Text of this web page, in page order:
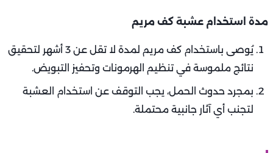
مدة استخدام عشبة كف مريم
يُوصى باستخدام كف مريم لمدة لا تقل عن 3 أشهر لتحقيق
نتائج ملموسة في تنظيم الهرمونات وتحفيز التبويض.
بمجرد حدوث الحمل، يجب التوقف عن استخدام العشبة
لتجنب أي آثار جانبية محتملة.